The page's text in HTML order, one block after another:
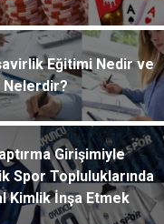
Eğitimi Nedir ve
Nelerdir?
Girişimiyle
Spor Topluluklarında
Kimlik İnşa Etmek